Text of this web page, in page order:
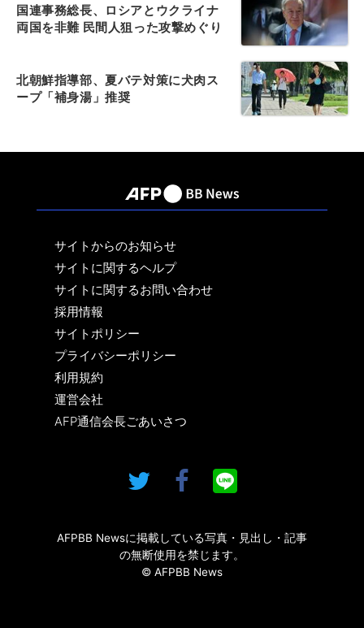
国連事務総長、ロシアとウクライナ
両国を非難 民間人狙った攻撃めぐり
北朝鮮指導部、夏バテ対策に犬肉ス
ープ「補身湯」推奨
サイトからのお知らせ
サイトに関するヘルプ
サイトに関するお問い合わせ
採用情報
サイトポリシー
プライバシーポリシー
利用規約
運営会社
AFP通信会長ごあいさつ
AFPBB Newsに掲載している写真・見出し・記事
の無断使用を禁じます。
© AFPBB News